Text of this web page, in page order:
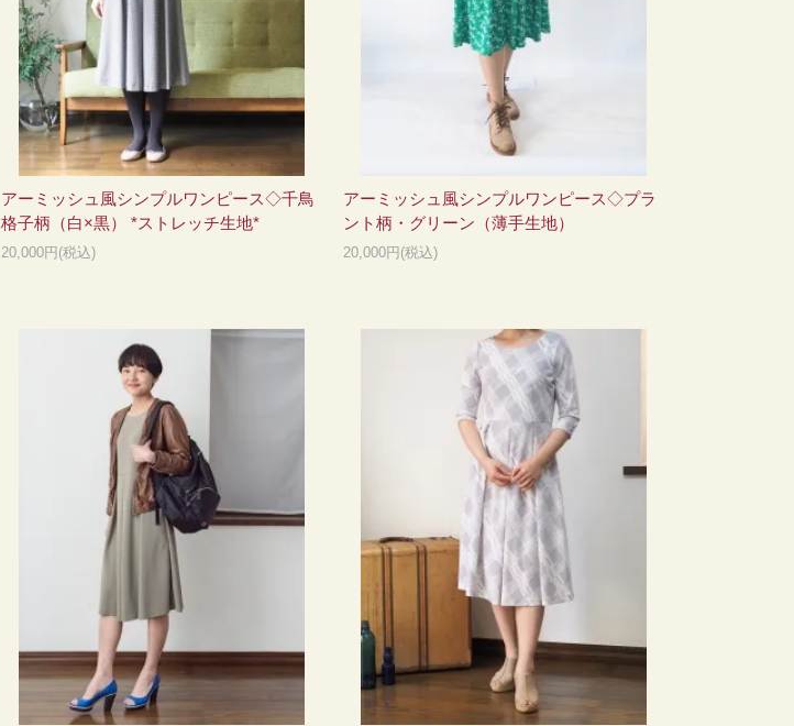
アーミッシュ風シンプルワンピース◇千鳥
格子柄（白×黒） *ストレッチ生地*
20,000円(税込)
アーミッシュ風シンプルワンピース◇プラ
ント柄・グリーン（薄手生地）
20,000円(税込)